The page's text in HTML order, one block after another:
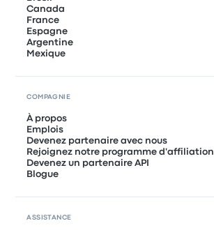
Canada
France
Espagne
Argentine
Mexique
COMPAGNIE
À propos
Emplois
Devenez partenaire avec nous
Rejoignez notre programme d'affiliation
Devenez un partenaire API
Blogue
ASSISTANCE